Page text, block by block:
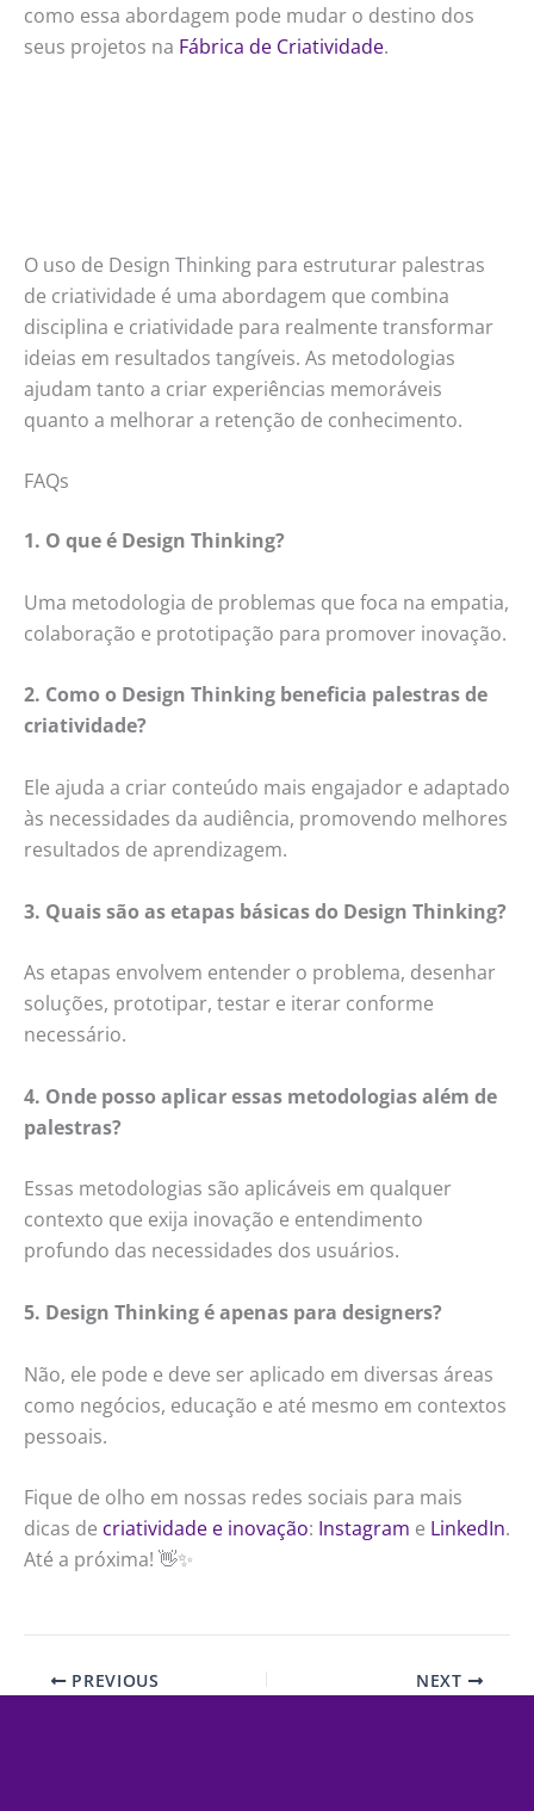
como essa abordagem pode mudar o destino dos
seus projetos na Fábrica de Criatividade.
O uso de Design Thinking para estruturar palestras
de criatividade é uma abordagem que combina
disciplina e criatividade para realmente transformar
ideias em resultados tangíveis. As metodologias
ajudam tanto a criar experiências memoráveis
quanto a melhorar a retenção de conhecimento.
FAQs
1. O que é Design Thinking?
Uma metodologia de problemas que foca na empatia,
colaboração e prototipação para promover inovação.
2. Como o Design Thinking beneficia palestras de
criatividade?
Ele ajuda a criar conteúdo mais engajador e adaptado
às necessidades da audiência, promovendo melhores
resultados de aprendizagem.
3. Quais são as etapas básicas do Design Thinking?
As etapas envolvem entender o problema, desenhar
soluções, prototipar, testar e iterar conforme
necessário.
4. Onde posso aplicar essas metodologias além de
palestras?
Essas metodologias são aplicáveis em qualquer
contexto que exija inovação e entendimento
profundo das necessidades dos usuários.
5. Design Thinking é apenas para designers?
Não, ele pode e deve ser aplicado em diversas áreas
como negócios, educação e até mesmo em contextos
pessoais.
Fique de olho em nossas redes sociais para mais
dicas de criatividade e inovação: Instagram e LinkedIn.
Até a próxima! 👋✨
PREVIOUS NEXT